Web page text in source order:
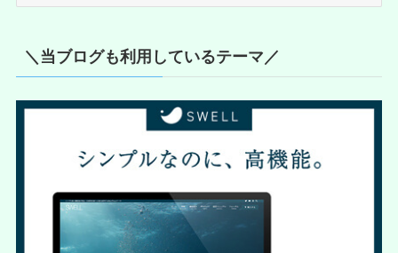
＼当ブログも利用しているテーマ／